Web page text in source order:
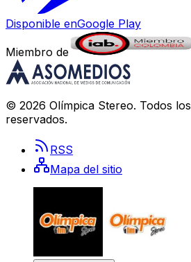
Disponible enGoogle Play
Miembro de
© 2026 Olímpica Stereo. Todos
reservados.
RSS
Mapa del sitio